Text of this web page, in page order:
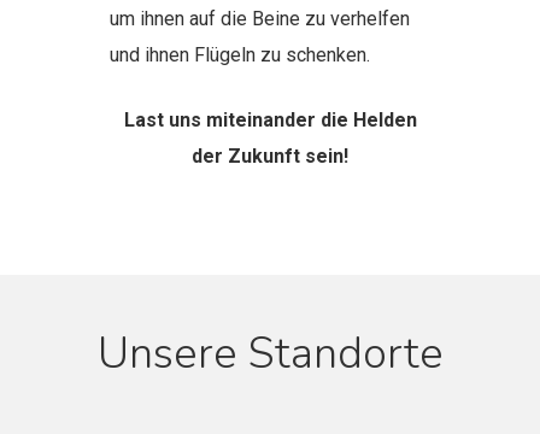
um ihnen auf die Beine zu verhelfen
und ihnen Flügeln zu schenken.
Last uns miteinander die Helden
der Zukunft sein!
Unsere Standorte